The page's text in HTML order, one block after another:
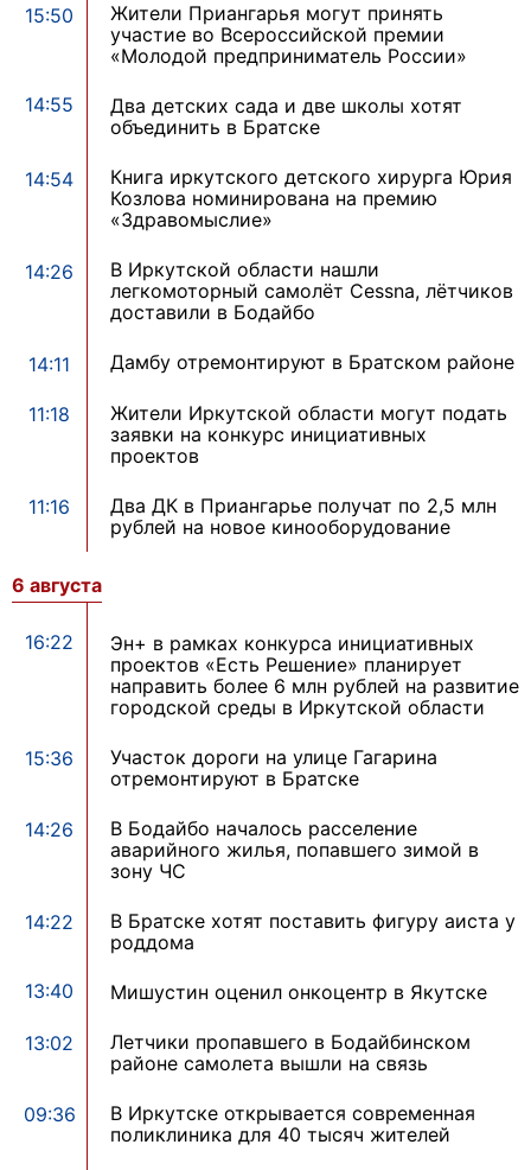
15:50
Жители Приангарья могут принять
участие во Всероссийской премии
«Молодой предприниматель России»
14:55
Два детских сада и две школы хотят
объединить в Братске
14:54
Книга иркутского детского хирурга Юрия
Козлова номинирована на премию
«Здравомыслие»
14:26
В Иркутской области нашли
легкомоторный самолёт Cessna, лётчиков
доставили в Бодайбо
14:11 Дамбу отремонтируют в Братском районе
11:18
Жители Иркутской области могут подать
заявки на конкурс инициативных
проектов
11:16
Два ДК в Приангарье получат по 2,5 млн
рублей на новое кинооборудование
6 августа
16:22
Эн+ в рамках конкурса инициативных
проектов «Есть Решение» планирует
направить более 6 млн рублей на развитие
городской среды в Иркутской области
15:36
Участок дороги на улице Гагарина
отремонтируют в Братске
14:26
В Бодайбо началось расселение
аварийного жилья, попавшего зимой в
зону ЧС
14:22
В Братске хотят поставить фигуру аиста у
роддома
13:40 Мишустин оценил онкоцентр в Якутске
13:02
Летчики пропавшего в Бодайбинском
районе самолета вышли на связь
09:36
В Иркутске открывается современная
поликлиника для 40 тысяч жителей